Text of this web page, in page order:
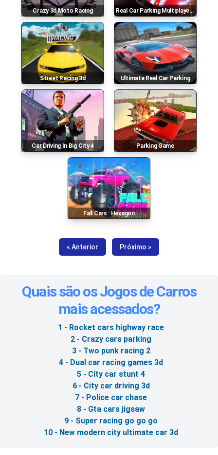
Crazy 3d Moto Racing Real Car Parking Multiplayer 2022
Street Racing 3d Ultimate Real Car Parking
Car Driving In Big City 4 Parking Game
Fall Cars : Hexagon
« Anterior Próximo »
Quais são os Jogos de Carros
mais acessados?
1 - Rocket cars highway race
2 - Crazy cars parking
3 - Two punk racing 2
4 - Dual car racing games 3d
5 - City car stunt 4
6 - City car driving 3d
7 - Police car chase
8 - Gta cars jigsaw
9 - Super racing go go go
10 - New modern city ultimate car 3d